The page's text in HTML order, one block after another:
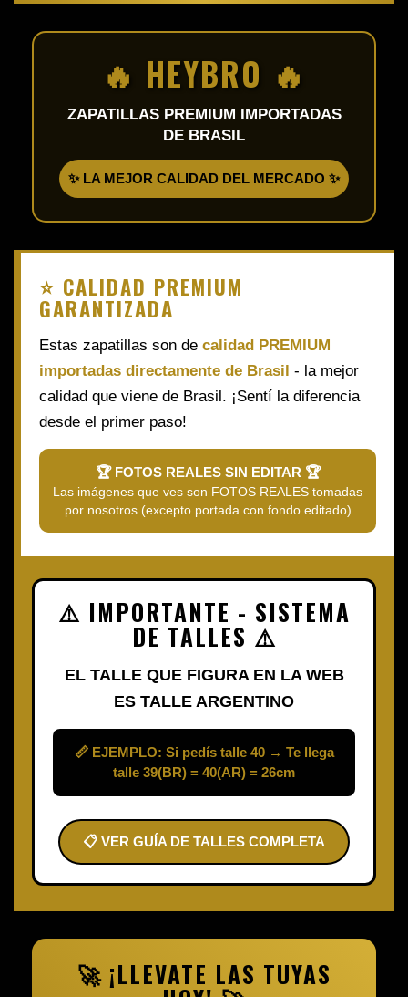
🔥 HEYBRO 🔥
ZAPATILLAS PREMIUM IMPORTADAS
DE BRASIL
✨ LA MEJOR CALIDAD DEL MERCADO ✨
⭐ CALIDAD PREMIUM
GARANTIZADA
Estas zapatillas son de calidad PREMIUM
importadas directamente de Brasil - la mejor
calidad que viene de Brasil. ¡Sentí la diferencia
desde el primer paso!
🏆 FOTOS REALES SIN EDITAR 🏆
Las imágenes que ves son FOTOS REALES tomadas
por nosotros (excepto portada con fondo editado)
⚠️ IMPORTANTE - SISTEMA
DE TALLES ⚠️
EL TALLE QUE FIGURA EN LA WEB
ES TALLE ARGENTINO
📏 EJEMPLO: Si pedís talle 40 → Te llega
talle 39(BR) = 40(AR) = 26cm
📋 VER GUÍA DE TALLES COMPLETA
🚀 ¡LLEVATE LAS TUYAS